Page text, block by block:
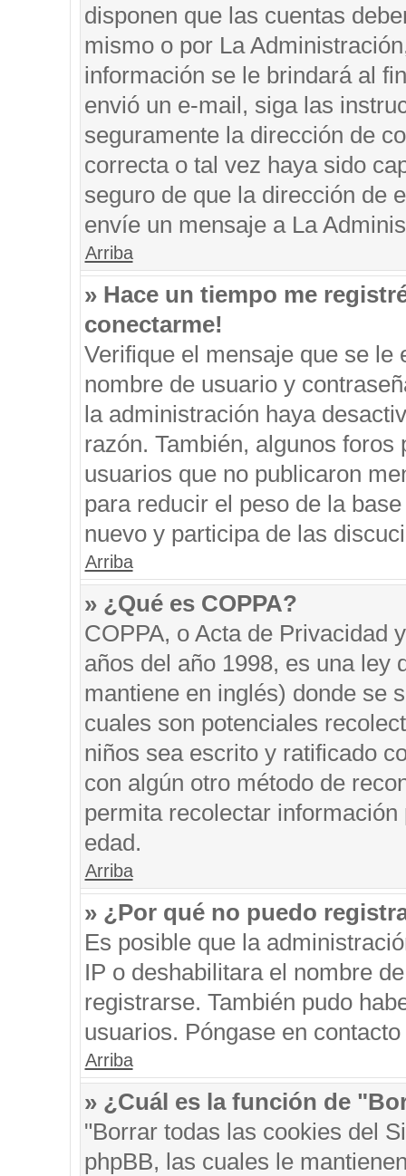
disponen que las cuentas
mismo o por La
información se le brindará al
envió un e-mail, siga las
seguramente la dirección de
correcta o tal vez haya sido
seguro de que la dirección de
envíe un mensaje a La
Arriba
» Hace un tiempo me
conectarme!
Verifique el mensaje que se
nombre de usuario y
la administración haya
razón. También, algunos
usuarios que no publicaron
para reducir el peso de la
nuevo y participa de las
Arriba
» ¿Qué es COPPA?
COPPA, o Acta de Privacidad
años del año 1998, es una ley
mantiene en inglés) donde se
cuales son potenciales
niños sea escrito y ratificado
con algún otro método de
permita recolectar
edad.
Arriba
» ¿Por qué no puedo
Es posible que la
IP o deshabilitara el nombre
registrarse. También pudo
usuarios. Póngase en
Arriba
» ¿Cuál es la función de
"Borrar todas las cookies del
phpBB, las cuales le